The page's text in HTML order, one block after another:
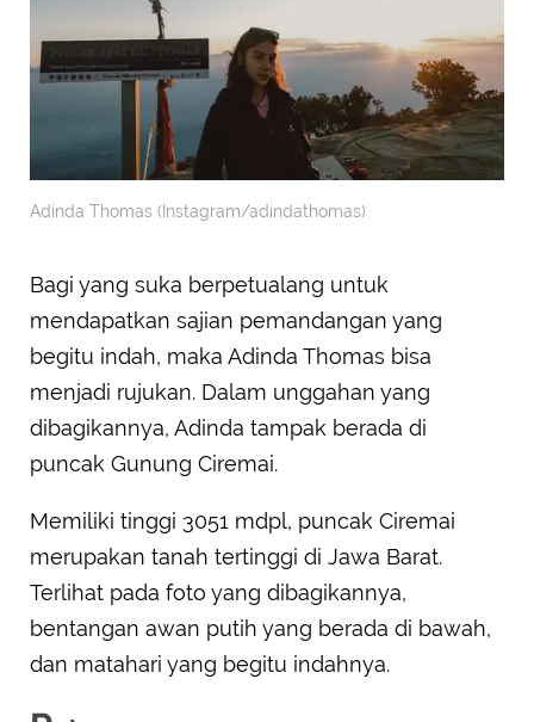
Adinda Thomas (Instagram/adindathomas)
Bagi yang suka berpetualang untuk
mendapatkan sajian pemandangan yang
begitu indah, maka Adinda Thomas bisa
menjadi rujukan. Dalam unggahan yang
dibagikannya, Adinda tampak berada di
puncak Gunung Ciremai.
Memiliki tinggi 3051 mdpl, puncak Ciremai
merupakan tanah tertinggi di Jawa Barat.
Terlihat pada foto yang dibagikannya,
bentangan awan putih yang berada di bawah,
dan matahari yang begitu indahnya.